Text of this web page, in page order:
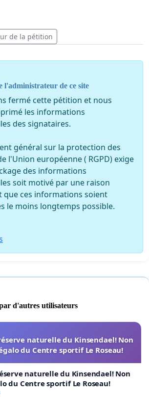
de la pétition
l'administrateur de ce site
fermé cette pétition et nous
les informations
des signataires.
général sur la protection des
l'Union européenne ( RGPD) exige
des informations
soit motivé par une raison
que ces informations soient
le moins longtemps possible.
d'autres utilisateurs
naturelle du Kinsendael! Non
du Centre sportif Le Roseau!
naturelle du Kinsendael! Non
du Centre sportif Le Roseau!